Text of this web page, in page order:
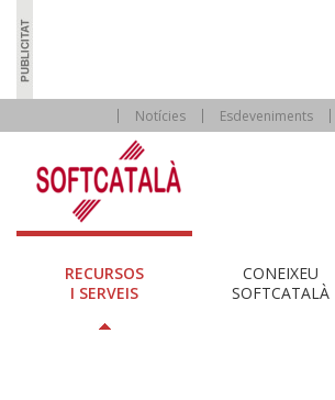
Notícies Esdeveniments
RECURSOS
I SERVEIS
CONEIXEU
SOFTCATALÀ